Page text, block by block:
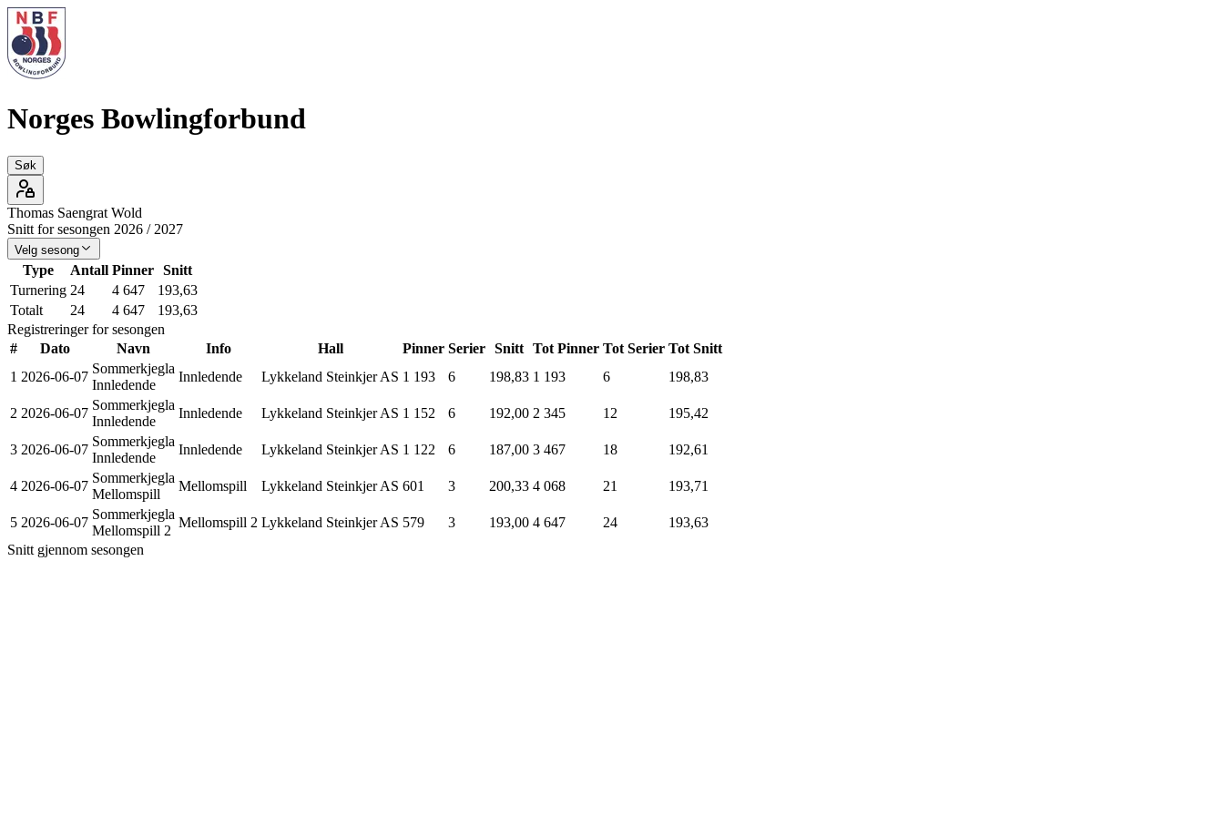
Norges Bowlingforbund
Søk
Thomas Saengrat Wold
Snitt for sesongen 2026 / 2027
Velg sesong
Type Antall Pinner Snitt
Turnering 24 4 647
193,63
Totalt
24 4 647
193,63
Registreringer for sesongen
#
Dato Navn Info Hall Pinner Serier Snitt Tot Pinner Tot Serier Tot Snitt
1 2026-06-07
Sommerkjegla
Innledende
Innledende Lykkeland Steinkjer AS 1 193 6 198,83 1 193 6 198,83
2 2026-06-07
Sommerkjegla
Innledende
Innledende Lykkeland Steinkjer AS 1 152 6 192,00 2 345 12 195,42
3 2026-06-07
Sommerkjegla
Innledende
Innledende Lykkeland Steinkjer AS 1 122 6 187,00 3 467 18 192,61
4 2026-06-07
Sommerkjegla
Mellomspill
Mellomspill Lykkeland Steinkjer AS 601 3 200,33 4 068 21 193,71
5 2026-06-07
Sommerkjegla
Mellomspill 2
Mellomspill 2 Lykkeland Steinkjer AS 579 3 193,00 4 647 24
193,63
Snitt gjennom sesongen